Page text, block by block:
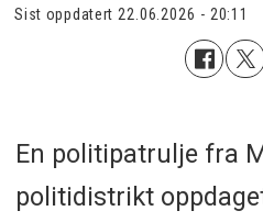
Sist oppdatert 22.06.2026 - 20:11
En politipatrulje fra
politidistrikt